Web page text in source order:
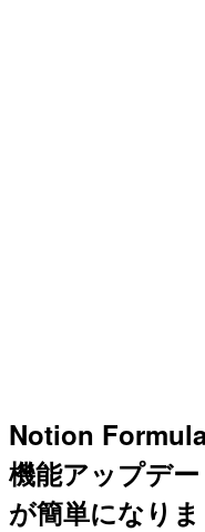
Notion
機能アップデ
が簡単になり